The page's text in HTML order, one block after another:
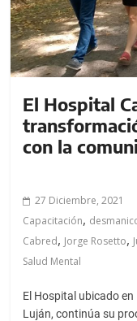
El Hospital
con la
27 Diciembre, 2021
Capacitación,
Cabred, Jorge Rosetto,
Salud Mental
El Hospital ubicado
Luján, continúa su